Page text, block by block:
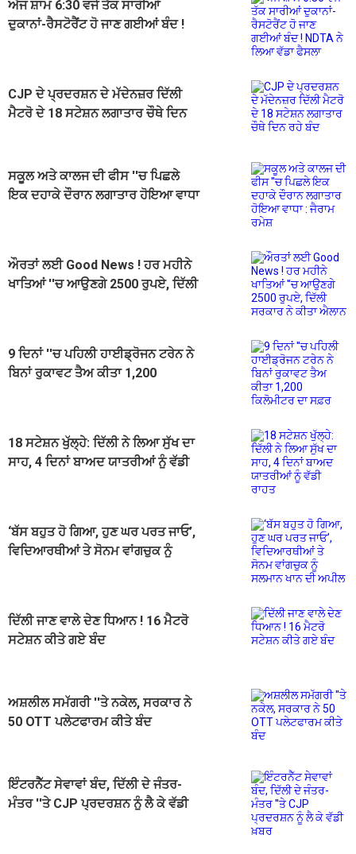
ਅੱਜ ਸ਼ਾਮ 6:30 ਵਜੇ ਤੱਕ ਸਾਰੀਆਂ
ਦੁਕਾਨਾਂ-ਰੈਸਟੋਰੈਂਟ ਹੋ ਜਾਣ ਗਈਆਂ ਬੰਦ !
CJP ਦੇ ਪ੍ਰਦਰਸ਼ਨ ਦੇ ਮੱਦੇਨਜ਼ਰ ਦਿੱਲੀ
ਮੈਟਰੋ ਦੇ 18 ਸਟੇਸ਼ਨ ਲਗਾਤਾਰ ਚੌਥੇ ਦਿਨ
ਸਕੂਲ ਅਤੇ ਕਾਲਜ ਦੀ ਫੀਸ ''ਚ ਪਿਛਲੇ
ਇਕ ਦਹਾਕੇ ਦੌਰਾਨ ਲਗਾਤਾਰ ਹੋਇਆ ਵਾਧਾ
ਔਰਤਾਂ ਲਈ Good News ! ਹਰ ਮਹੀਨੇ
ਖਾਤਿਆਂ ''ਚ ਆਉਣਗੇ 2500 ਰੁਪਏ, ਦਿੱਲੀ
9 ਦਿਨਾਂ ''ਚ ਪਹਿਲੀ ਹਾਈਡ੍ਰੋਜਨ ਟਰੇਨ ਨੇ
ਬਿਨਾਂ ਰੁਕਾਵਟ ਤੈਅ ਕੀਤਾ 1,200
18 ਸਟੇਸ਼ਨ ਖੁੱਲ੍ਹੇ: ਦਿੱਲੀ ਨੇ ਲਿਆ ਸੁੱਖ ਦਾ
ਸਾਹ, 4 ਦਿਨਾਂ ਬਾਅਦ ਯਾਤਰੀਆਂ ਨੂੰ ਵੱਡੀ
‘ਬੱਸ ਬਹੁਤ ਹੋ ਗਿਆ, ਹੁਣ ਘਰ ਪਰਤ ਜਾਓ’,
ਵਿਦਿਆਰਥੀਆਂ ਤੇ ਸੋਨਮ ਵਾਂਗਚੁਕ ਨੂੰ
ਦਿੱਲੀ ਜਾਣ ਵਾਲੇ ਦੇਣ ਧਿਆਨ ! 16 ਮੈਟਰੋ
ਸਟੇਸ਼ਨ ਕੀਤੇ ਗਏ ਬੰਦ
ਅਸ਼ਲੀਲ ਸਮੱਗਰੀ ''ਤੇ ਨਕੇਲ, ਸਰਕਾਰ ਨੇ
50 OTT ਪਲੇਟਫਾਰਮ ਕੀਤੇ ਬੰਦ
ਇੰਟਰਨੈੱਟ ਸੇਵਾਵਾਂ ਬੰਦ, ਦਿੱਲੀ ਦੇ ਜੰਤਰ-
ਮੰਤਰ ''ਤੇ CJP ਪ੍ਰਦਰਸ਼ਨ ਨੂੰ ਲੈ ਕੇ ਵੱਡੀ